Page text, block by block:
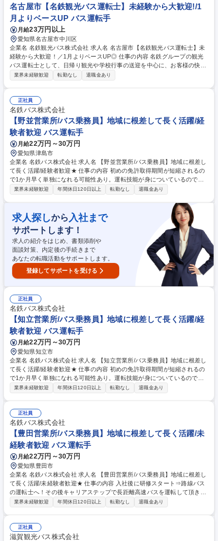
者歓迎★
名古屋市【名鉄観光バス運転士】未経験から大歓迎!/1
月よりベースUP バス運転手
月給23万円以上
愛知県名古屋市中川区
企業名 名鉄観光バス株式会社 求人名 名古屋市【名鉄観光バス運転士】未
経験から大歓迎！／1月よりベースUP◎ 仕事の内容 名鉄グループの観光
バス運転士として、日帰り観光や学校行事の送迎を中心に、お客様の快適
な旅をサポートする業務をお任せします。業務の8～9割が日帰りのため、
です！） ・日帰り観光（自社ツアー「ドラゴンズパック」等） ・学校行
事（遠足や修学旅行、部活動遠征等） ・企業の従業員輸送、企業・団体の
親睦会や慰安旅行、研修旅行 約3ヶ月の座学研修や実践研修があり未経験
でも安心して就業できます！ 募集職種 名古屋市【名鉄観光バス運転士】
未経験から大歓迎！／1月よりベースUP◎
業界未経験歓迎 転勤なし 退職金あり
正社員
名鉄バス株式会社
【野並営業所/バス乗務員】地域に根差して長く活躍/経
験者歓迎 バス運転手
月給22万円～30万円
愛知県津島市
企業名 名鉄バス株式会社 求人名 【野並営業所/バス乗務員】地域に根差し
て長く活躍/経験者歓迎★ 仕事の内容 初めの免許取得期間が短縮されるの
で1か月早く単独になれる可能性あり。運転技能が身についているので優
位性がある状態で研修いただくことができます。 将来的には適性があれば
名古屋中央営業所に配属となって長距離高速バスを運転できます。 ※名古
屋中央営業所以外では「長距離高速バス」の仕事はございません。 募集職
種 【野並営業所/バス乗務員】地域に根差して長く活躍/経験者歓迎★
業界未経験歓迎 年間休日120日以上 転勤なし 退職金あり
求人探しから 入社まで
サポートします！
求人の紹介をはじめ、書類添削や
面談対策、内定後の手続きまで
あなたの転職活動をサポートします。
登録してサポートを受ける
正社員
名鉄バス株式会社
【知立営業所/バス乗務員】地域に根差して長く活躍/経
験者歓迎 バス運転手
月給22万円～30万円
愛知県知立市
企業名 名鉄バス株式会社 求人名 【知立営業所/バス乗務員】地域に根差し
て長く活躍/経験者歓迎★ 仕事の内容 初めの免許取得期間が短縮されるの
で1か月早く単独になれる可能性あり。運転技能が身についているので優
位性がある状態で研修いただくことができます。 将来的には適性があれば
屋中央営業所以外では「長距離高速バス」の仕事はございません。 募集職
種 【知立営業所/バス乗務員】地域に根差して長く活躍/経験者歓迎★
業界未経験歓迎 年間休日120日以上 転勤なし 退職金あり
正社員
名鉄バス株式会社
【豊田営業所/バス乗務員】地域に根差して長く活躍/未
経験者歓迎 バス運転手
月給22万円～30万円
愛知県豊田市
企業名 名鉄バス株式会社 求人名 【豊田営業所/バス乗務員】地域に根差し
て長く活躍/未経験者歓迎★ 仕事の内容 入社後に研修スタート⇒路線バス
の運転士へ！その後キャリアステップで長距離高速バスを運転して頂きま
す。名古屋駅を発着点とし、仙台～福岡まで幅広いエリアに行くことがで
た約3ヶ月のトレーニングで“運転手デビュー”を応援します！※ステップア
ップによっては夜行バスもございます※変更範囲：当社業務全般 【ある1
業界未経験歓迎 年間休日120日以上 転勤なし 退職金あり
正社員
滋賀観光バス株式会社